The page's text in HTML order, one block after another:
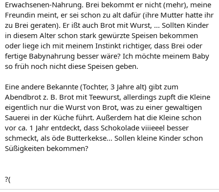
Erwachsenen-Nahrung. Brei bekommt er nicht (mehr), meine
Freundin meint, er sei schon zu alt dafür (ihre Mutter hatte ihr
zu Brei geraten). Er ißt auch Brot mit Wurst, ... Sollten Kinder
in diesem Alter schon stark gewürzte Speisen bekommen
oder liege ich mit meinem Instinkt richtiger, dass Brei oder
fertige Babynahrung besser wäre? Ich möchte meinem Baby
so früh noch nicht diese Speisen geben.
Eine andere Bekannte (Tochter, 3 Jahre alt) gibt zum
Abendbrot z. B. Brot mit Teewurst, allerdings zupft die Kleine
eigentlich nur die Wurst von Brot, was zu einer gewaltigen
Sauerei in der Küche führt. Außerdem hat die Kleine schon
vor ca. 1 Jahr entdeckt, dass Schokolade viiieeel besser
schmeckt, als öde Butterkekse... Sollen kleine Kinder schon
Süßigkeiten bekommen?
?(